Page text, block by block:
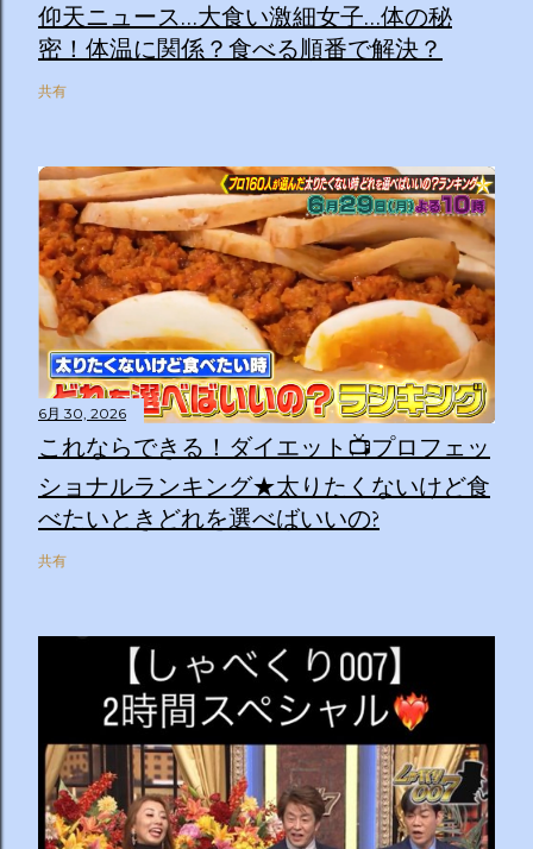
仰天ニュース…大食い激細女子…体の秘
密！体温に関係？食べる順番で解決？
共有
6月 30, 2026
これならできる！ダイエット📺プロフェッ
ショナルランキング★太りたくないけど食
べたいときどれを選べばいいの?
共有